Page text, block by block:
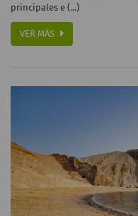
principales e (...)
VER MÁS